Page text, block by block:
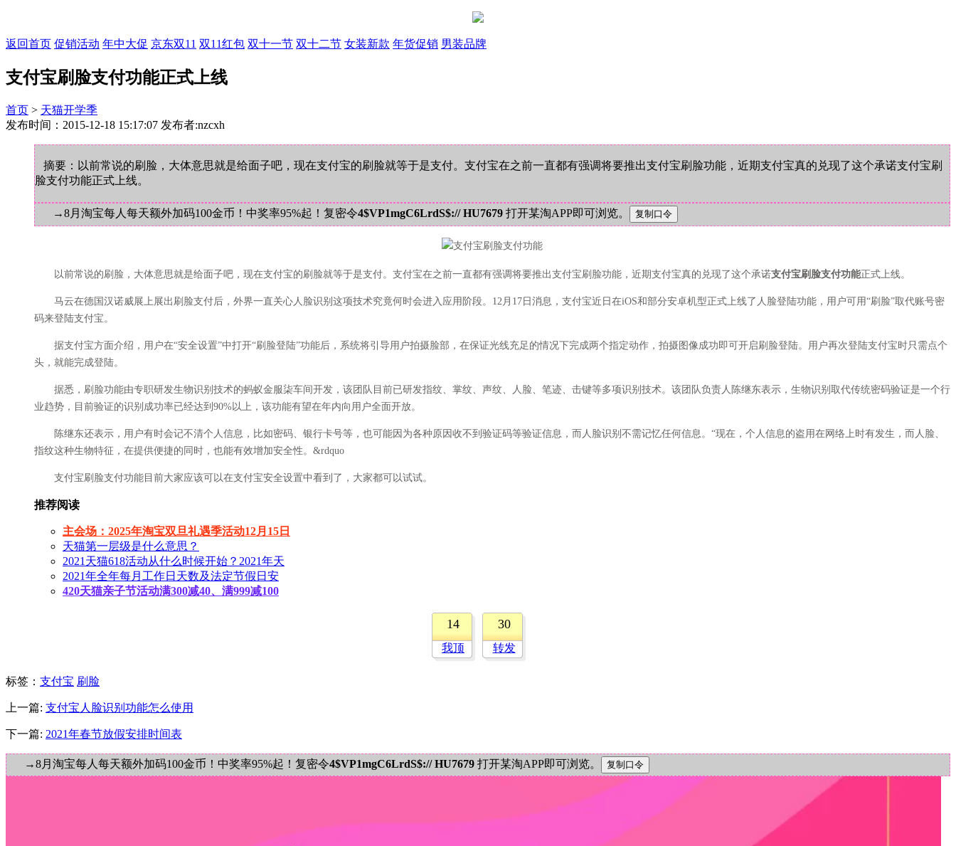
返回首页 促销活动 年中大促 京东双11 双11红包 双十一节 双十二节 女装新款 年货促销 男装品牌
支付宝刷脸支付功能正式上线
首页 > 天猫开学季
发布时间：2015-12-18 15:17:07 发布者:nzcxh
摘要：以前常说的刷脸，大体意思就是给面子吧，现在支付宝的刷脸就等于是支付。支付宝在之前一直都有强调将要推出支付宝刷脸功能，近期支付宝真的兑现了这个承诺支付宝刷
脸支付功能正式上线。
→8月淘宝每人每天额外加码100金币！中奖率95%起！复密令4$VP1mgC6LrdS$:// HU7679 打开某淘APP即可浏览。
以前常说的刷脸，大体意思就是给面子吧，现在支付宝的刷脸就等于是支付。支付宝在之前一直都有强调将要推出支付宝刷脸功能，近期支付宝真的兑现了这个承诺支付宝刷脸支付功能正式上线。
马云在德国汉诺威展上展出刷脸支付后，外界一直关心人脸识别这项技术究竟何时会进入应用阶段。12月17日消息，支付宝近日在iOS和部分安卓机型正式上线了人脸登陆功能，用户可用“刷脸”取代账号密
码来登陆支付宝。
据支付宝方面介绍，用户在“安全设置”中打开“刷脸登陆”功能后，系统将引导用户拍摄脸部，在保证光线充足的情况下完成两个指定动作，拍摄图像成功即可开启刷脸登陆。用户再次登陆支付宝时只需点个
头，就能完成登陆。
据悉，刷脸功能由专职研发生物识别技术的蚂蚁金服柒车间开发，该团队目前已研发指纹、掌纹、声纹、人脸、笔迹、击键等多项识别技术。该团队负责人陈继东表示，生物识别取代传统密码验证是一个行
业趋势，目前验证的识别成功率已经达到90%以上，该功能有望在年内向用户全面开放。
陈继东还表示，用户有时会记不清个人信息，比如密码、银行卡号等，也可能因为各种原因收不到验证码等验证信息，而人脸识别不需记忆任何信息。“现在，个人信息的盗用在网络上时有发生，而人脸、
指纹这种生物特征，在提供便捷的同时，也能有效增加安全性。&rdquo
支付宝刷脸支付功能目前大家应该可以在支付宝安全设置中看到了，大家都可以试试。
推荐阅读
主会场：2025年淘宝双旦礼遇季活动12月15日
天猫第一层级是什么意思？
2021天猫618活动从什么时候开始？2021年天
2021年全年每月工作日天数及法定节假日安
420天猫亲子节活动满300减40、满999减100
14
我顶
30
转发
标签 ： 支付宝 刷脸
上一篇: 支付宝人脸识别功能怎么使用
下一篇: 2021年春节放假安排时间表
→8月淘宝每人每天额外加码100金币！中奖率95%起！复密令4$VP1mgC6LrdS$:// HU7679 打开某淘APP即可浏览。